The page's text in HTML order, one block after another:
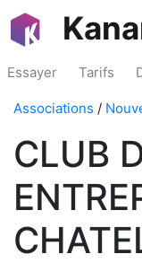
Essayer Tarifs
Associations /
CLUB